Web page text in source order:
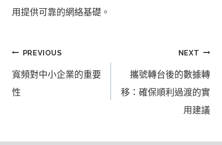
用提供可靠的網絡基礎。
文
章
覽
PREVIOUS
寬頻對中小企業的重要
性
NEXT
攜號轉台後的數據轉
移：確保順利過渡的實
用建議